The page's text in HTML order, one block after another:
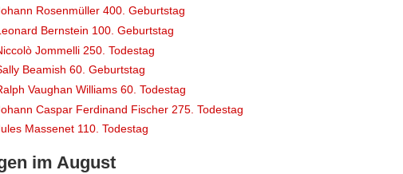
Rosenmüller 400. Geburtstag
Bernstein 100. Geburtstag
Jommelli 250. Todestag
Beamish 60. Geburtstag
Vaughan Williams 60. Todestag
Caspar Ferdinand Fischer 275. Todestag
Massenet 110. Todestag
im August